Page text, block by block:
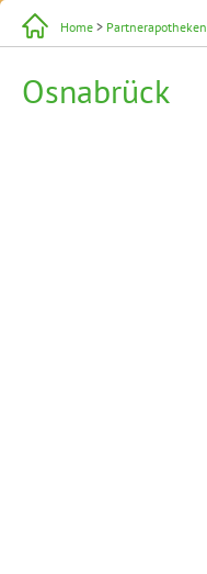
Home > Partnerapotheken
Osnabrück